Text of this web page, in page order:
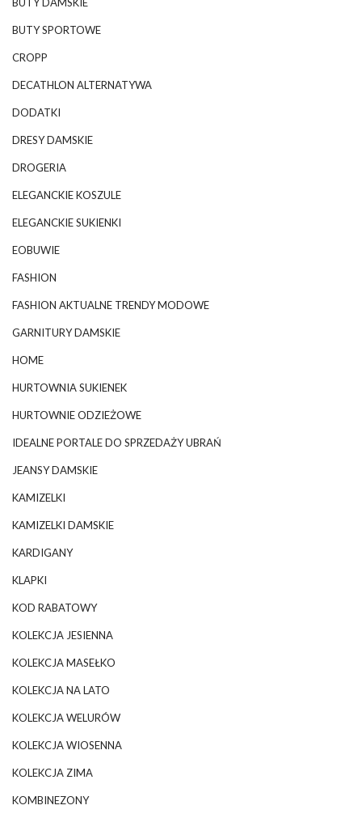
BUTY SPORTOWE
CROPP
DECATHLON ALTERNATYWA
DODATKI
DRESY DAMSKIE
DROGERIA
ELEGANCKIE KOSZULE
ELEGANCKIE SUKIENKI
EOBUWIE
FASHION
FASHION AKTUALNE TRENDY MODOWE
GARNITURY DAMSKIE
HOME
HURTOWNIA SUKIENEK
HURTOWNIE ODZIEŻOWE
IDEALNE PORTALE DO SPRZEDAŻY UBRAŃ
JEANSY DAMSKIE
KAMIZELKI
KAMIZELKI DAMSKIE
KARDIGANY
KLAPKI
KOD RABATOWY
KOLEKCJA JESIENNA
KOLEKCJA MASEŁKO
KOLEKCJA NA LATO
KOLEKCJA WELURÓW
KOLEKCJA WIOSENNA
KOLEKCJA ZIMA
KOMBINEZONY